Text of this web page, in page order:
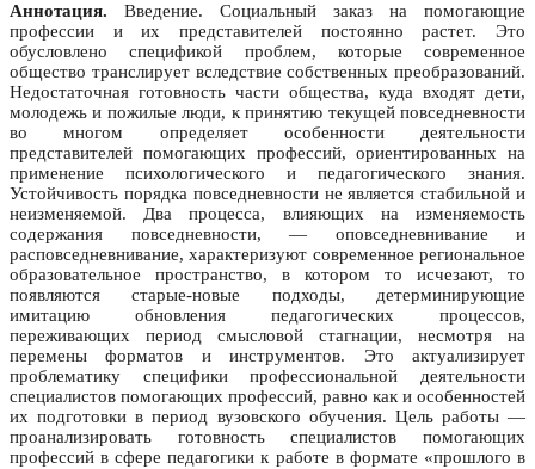
Аннотация. Введение. Социальный заказ на помогающие
профессии и их представителей постоянно растет. Это
обусловлено спецификой проблем, которые современное
общество транслирует вследствие собственных преобразований.
Недостаточная готовность части общества, куда входят дети,
молодежь и пожилые люди, к принятию текущей повседневности
во многом определяет особенности деятельности
представителей помогающих профессий, ориентированных на
применение психологического и педагогического знания.
Устойчивость порядка повседневности не является стабильной и
неизменяемой. Два процесса, влияющих на изменяемость
содержания повседневности, — оповседневнивание и
расповседневнивание, характеризуют современное региональное
образовательное пространство, в котором то исчезают, то
появляются старые-новые подходы, детерминирующие
имитацию обновления педагогических процессов,
переживающих период смысловой стагнации, несмотря на
перемены форматов и инструментов. Это актуализирует
проблематику специфики профессиональной деятельности
специалистов помогающих профессий, равно как и особенностей
их подготовки в период вузовского обучения. Цель работы —
проанализировать готовность специалистов помогающих
профессий в сфере педагогики к работе в формате «прошлого в